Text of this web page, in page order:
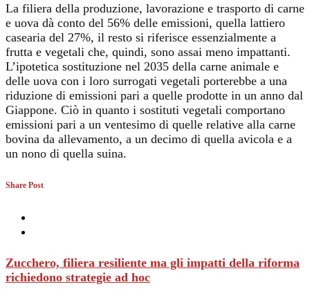
La filiera della produzione, lavorazione e trasporto di carne
e uova dà conto del 56% delle emissioni, quella lattiero
casearia del 27%, il resto si riferisce essenzialmente a
frutta e vegetali che, quindi, sono assai meno impattanti.
L’ipotetica sostituzione nel 2035 della carne animale e
delle uova con i loro surrogati vegetali porterebbe a una
riduzione di emissioni pari a quelle prodotte in un anno dal
Giappone. Ciò in quanto i sostituti vegetali comportano
emissioni pari a un ventesimo di quelle relative alla carne
bovina da allevamento, a un decimo di quella avicola e a
un nono di quella suina.
Share Post
Zucchero, filiera resiliente ma gli impatti della riforma
richiedono strategie ad hoc